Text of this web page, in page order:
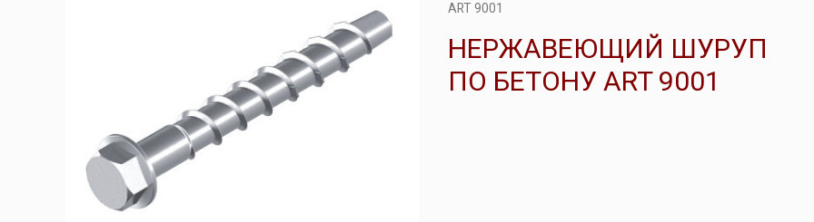
ART 9001
НЕРЖАВЕЮЩИЙ ШУРУП
ПО БЕТОНУ ART 9001